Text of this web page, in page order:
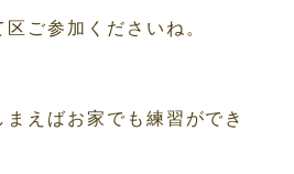
ご参加くださいね。
えばお家でも練習ができ